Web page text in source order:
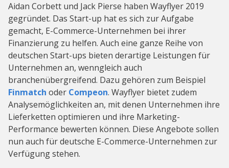
Aidan Corbett und Jack Pierse haben Wayflyer 2019
gegründet. Das Start-up hat es sich zur Aufgabe
gemacht, E-Commerce-Unternehmen bei ihrer
Finanzierung zu helfen. Auch eine ganze Reihe von
deutschen Start-ups bieten derartige Leistungen für
Unternehmen an, wenngleich auch
branchenübergreifend. Dazu gehören zum Beispiel
Finmatch oder Compeon. Wayflyer bietet zudem
Analysemöglichkeiten an, mit denen Unternehmen ihre
Lieferketten optimieren und ihre Marketing-
Performance bewerten können. Diese Angebote sollen
nun auch für deutsche E-Commerce-Unternehmen zur
Verfügung stehen.